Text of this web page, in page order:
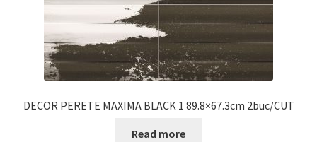
Magazin
DECOR PERETE MAXIMA BLACK 1 89.8×67.3cm 2buc/CUT
Read more